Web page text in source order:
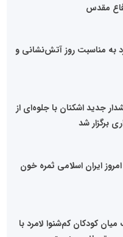
مقدس
به مناسبت روز آتش‌نشانی و
جدید اشکنان با جلوه‌ای از
برگزار شد
ایران اسلامی ثمره خون
سمعک میان کودکان کم‌شنوا لامرد با